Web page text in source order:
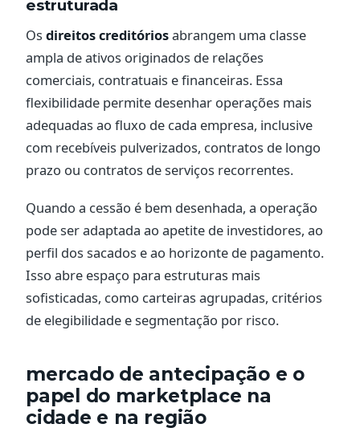
estruturada
Os direitos creditóriosabrangem uma classe
ampla de ativos originados de relações
comerciais, contratuais e financeiras. Essa
flexibilidade permite desenhar operações mais
adequadas ao fluxo de cada empresa, inclusive
com recebíveis pulverizados, contratos de longo
prazo ou contratos de serviços recorrentes.
Quando a cessão é bem desenhada, a operação
pode ser adaptada ao apetite de investidores, ao
perfil dos sacados e ao horizonte de pagamento.
Isso abre espaço para estruturas mais
sofisticadas, como carteiras agrupadas, critérios
de elegibilidade e segmentação por risco.
mercado de antecipação e o
papel do marketplace na
cidade e na região